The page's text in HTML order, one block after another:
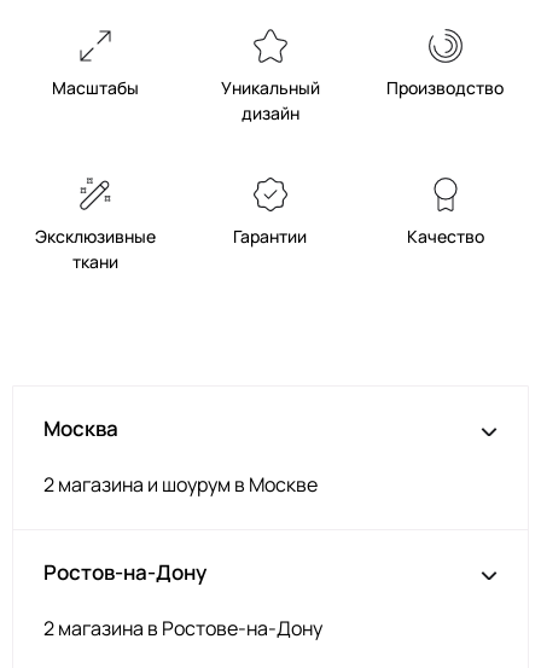
Масштабы
Уникальный
дизайн
Производство
Эксклюзивные
ткани
Гарантии Качество
Москва
2 магазина и шоурум в Москве
Ростов-на-Дону
2 магазина в Ростове-на-Дону